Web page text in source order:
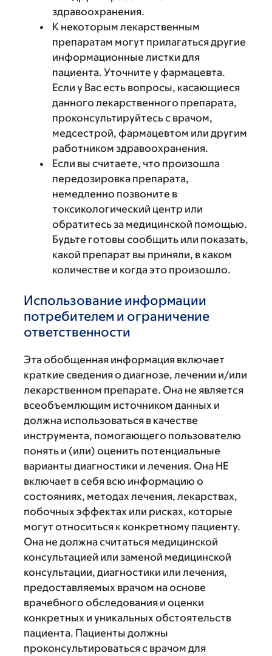
здравоохранения.
К некоторым лекарственным
препаратам могут прилагаться другие
информационные листки для
пациента. Уточните у фармацевта.
Если у Вас есть вопросы, касающиеся
данного лекарственного препарата,
проконсультируйтесь с врачом,
медсестрой, фармацевтом или другим
работником здравоохранения.
Если вы считаете, что произошла
передозировка препарата,
немедленно позвоните в
токсикологический центр или
обратитесь за медицинской помощью.
Будьте готовы сообщить или показать,
какой препарат вы приняли, в каком
количестве и когда это произошло.
Использование информации
потребителем и ограничение
ответственности
Эта обобщенная информация включает
краткие сведения о диагнозе, лечении и/или
лекарственном препарате. Она не является
всеобъемлющим источником данных и
должна использоваться в качестве
инструмента, помогающего пользователю
понять и (или) оценить потенциальные
варианты диагностики и лечения. Она НЕ
включает в себя всю информацию о
состояниях, методах лечения, лекарствах,
побочных эффектах или рисках, которые
могут относиться к конкретному пациенту.
Она не должна считаться медицинской
консультацией или заменой медицинской
консультации, диагностики или лечения,
предоставляемых врачом на основе
врачебного обследования и оценки
конкретных и уникальных обстоятельств
пациента. Пациенты должны
проконсультироваться с врачом для